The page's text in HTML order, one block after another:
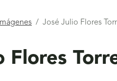
José Julio Flores
Flores